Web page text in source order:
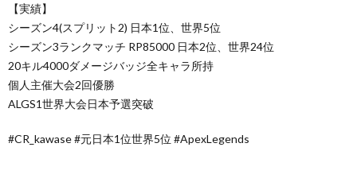
【実績】
シーズン4(スプリット2) 日本1位、世界5位
シーズン3ランクマッチ RP85000 日本2位、世界24位
20キル4000ダメージバッジ全キャラ所持
個人主催大会2回優勝
ALGS1世界大会日本予選突破
#CR_kawase​ #元日本1位世界5位​ #ApexLegends​